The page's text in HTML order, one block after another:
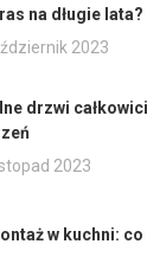
na długie lata?
2023
drzwi
2023
w kuchni: